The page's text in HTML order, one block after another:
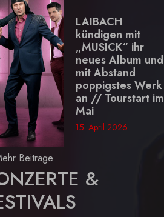
LAIBACH
kündigen mit
„MUSICK“ ihr
neues Album und
mit Abstand
poppigstes Werk
an // Tourstart im
Mai
15. April 2026
Beiträge
&